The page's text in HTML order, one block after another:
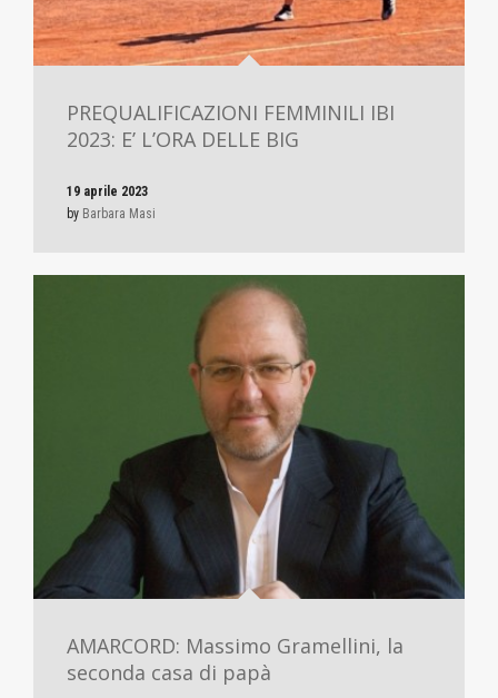
PREQUALIFICAZIONI FEMMINILI IBI
2023: E’ L’ORA DELLE BIG
19 aprile 2023
by Barbara Masi
AMARCORD: Massimo Gramellini, la
seconda casa di papà